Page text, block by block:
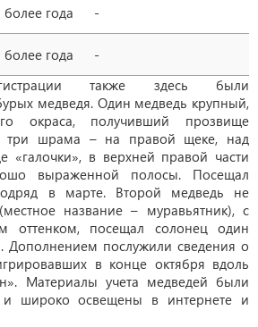
более года -
более года
-
также здесь были
медведя. Один медведь крупный,
окраса, получивший прозвище
шрама – на правой щеке, над
«галочки», в верхней правой части
выраженной полосы. Посещал
в марте. Второй медведь не
название – муравьятник), с
оттенком, посещал солонец один
Дополнением послужили сведения о
в конце октября вдоль
Материалы учета медведей были
широко освещены в интернете и